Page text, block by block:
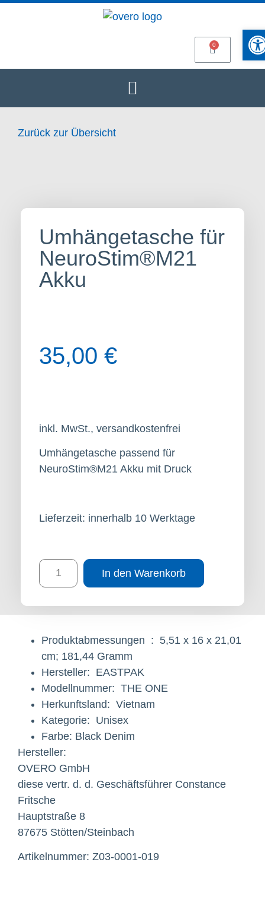
Zurück zur Übersicht
Umhängetasche für
NeuroStim®M21
Akku
35,00 €
inkl. MwSt., versandkostenfrei
Umhängetasche passend für
NeuroStim®M21 Akku mit Druck
Lieferzeit: innerhalb 10 Werktage
In den Warenkorb
Produktabmessungen ‏ : ‎ 5,51 x 16 x 21,01
cm; 181,44 Gramm
Hersteller: ‎ EASTPAK
Modellnummer: ‎ THE ONE
Herkunftsland: ‎ Vietnam
Kategorie: ‎ Unisex
Farbe: Black Denim
Hersteller:
OVERO GmbH
diese vertr. d. d. Geschäftsführer Constance
Fritsche
Hauptstraße 8
87675 Stötten/Steinbach
Artikelnummer: Z03-0001-019